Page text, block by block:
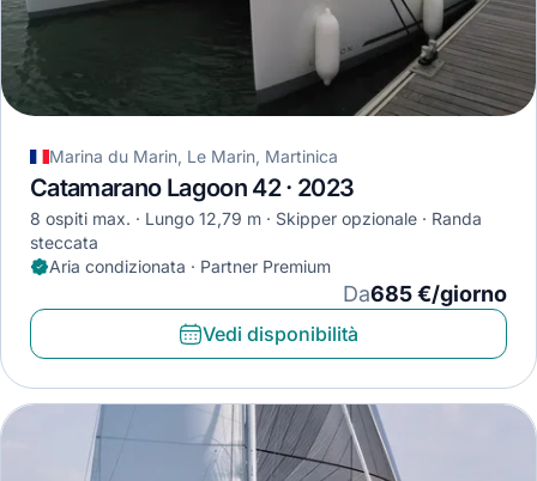
Marina du Marin, Le Marin, Martinica
Catamarano Lagoon 42 · 2023
8 ospiti max. Lungo 12,79 m Skipper opzionale
Randa
steccata
Aria condizionata · Partner Premium
Da685 €/giorno
Vedi disponibilità